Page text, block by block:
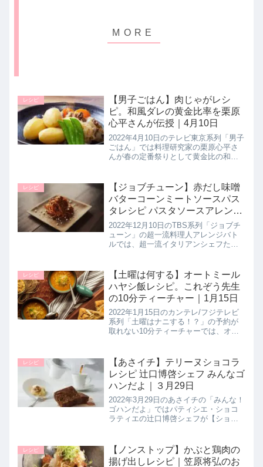
レシピ
【男子ごはん】肉じゃがレシ
ピ。和風ダレの黄金比率を栗原
心平さんが伝授｜4月10日
2022年4月10日のテレビ東京系列「男子
ごはん」では料理研究家の栗原心平さ
んが春の定番祭りとして黄金比の和風
す。全部の具材を一緒に煮込むことで
簡単に味が染み込みます。>>男...
レシピ
【ジョブチューン】赤だし味噌
バターコーンミートソースパス
タレシピ パスタソースアレンジ
バトル｜12月10日
2022年12月10日のTBS系列「ジョブチ
ューン」の超一流料理人アレンジバト
ルでは、超一流イタリアンシェフたち
単アレンジレシピを考案！こちらでは
パスタの世界大会「パスタ・...
レシピ
【土曜は何する】オートミール
ハヤシ飯レシピ。これぞう先生
の10分ティーチャー｜1月15日
2022年1月15日のカンテレ/フジテレビ
系列「土曜はナニする！？」の予約が
取れない10分ティーチャーでは、オー
ーレシピ＆激うまレシピ【オートミー
ルハヤシ飯】の作り方を教え...
レシピ
【あさイチ】テリーヌショコラ
レシピ 辻口博啓シェフ みんなゴ
ハンだよ｜３月29日
2022年3月29日のあさイチの「みんな！
ゴハンだよ」ではパティシエ・ショコ
ラティエの辻口博啓シェフが【ショコ
プレゼントにピッタリの人気が高まっ
ているテリーヌショコラを家庭...
レシピ
【ノンストップ】かぶと鶏肉の
揚げ出しレシピ｜笠原将弘のお